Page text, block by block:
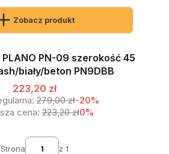
Zobacz produkt
PN-09 szerokość 45
biały/beton PN9DBB
223,20 zł
279,00 zł-20%
cena: 223,20 zł0%
Strona z 1